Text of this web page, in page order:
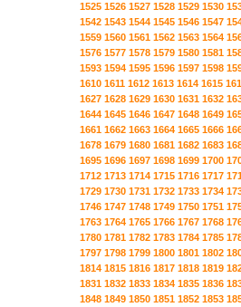
1525 1526 1527 1528 1529 1530
1542 1543 1544 1545 1546 1547
1559 1560 1561 1562 1563 1564
1576 1577 1578 1579 1580 1581
1593 1594 1595 1596 1597 1598
1610 1611 1612 1613 1614 1615
1627 1628 1629 1630 1631 1632
1644 1645 1646 1647 1648 1649
1661 1662 1663 1664 1665 1666
1678 1679 1680 1681 1682 1683
1695 1696 1697 1698 1699 1700
1712 1713 1714 1715 1716 1717
1729 1730 1731 1732 1733 1734
1746 1747 1748 1749 1750 1751
1763 1764 1765 1766 1767 1768
1780 1781 1782 1783 1784 1785
1797 1798 1799 1800 1801 1802
1814 1815 1816 1817 1818 1819
1831 1832 1833 1834 1835 1836
1848 1849 1850 1851 1852 1853